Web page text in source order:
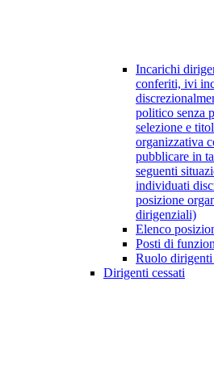
Incarichi
conferiti, ivi
politico senza
selezione e
organizzativa
pubblicare in
seguenti
individuati
posizione
dirigenziali)
Elenco
Posti di
Ruolo dirigenti
Dirigenti cessati